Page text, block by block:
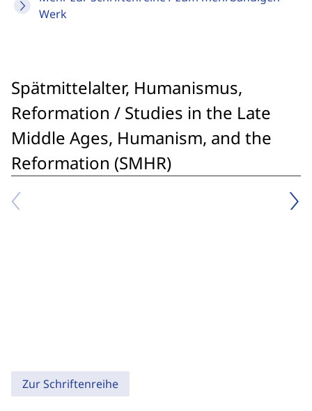
Werk
Spätmittelalter, Humanismus,
Reformation / Studies in the Late
Middle Ages, Humanism, and the
Reformation (SMHR)
Zur Schriftenreihe